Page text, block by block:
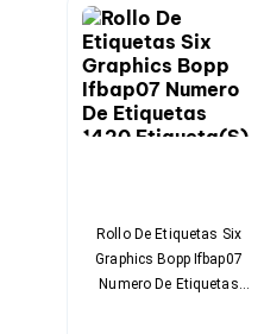
Memorias RAM para Laptop
Memorias USB
Lectores de Memoria
Memorias Flash
Componentes
Tarjetas de Expansión
Procesadores
Procesadores para PC
Enfriamiento y Ventilación
Disipadores para CPU
Rollo De Etiquetas Six
Graphics Bopp Ifbap07
Numero De Etiquetas